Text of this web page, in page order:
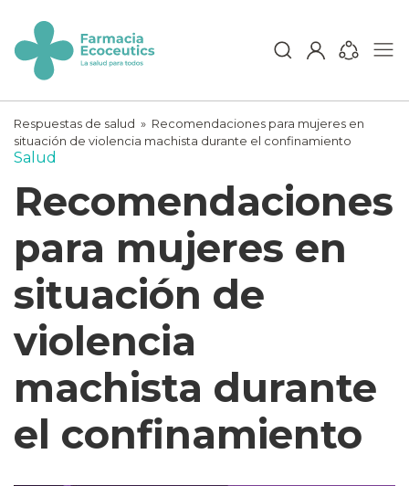
content
ecoceutics
Respuestas de salud » Recomendaciones para mujeres en
situación de violencia machista durante el confinamiento
Salud
Recomendaciones
para mujeres en
situación de
violencia
machista durante
el confinamiento